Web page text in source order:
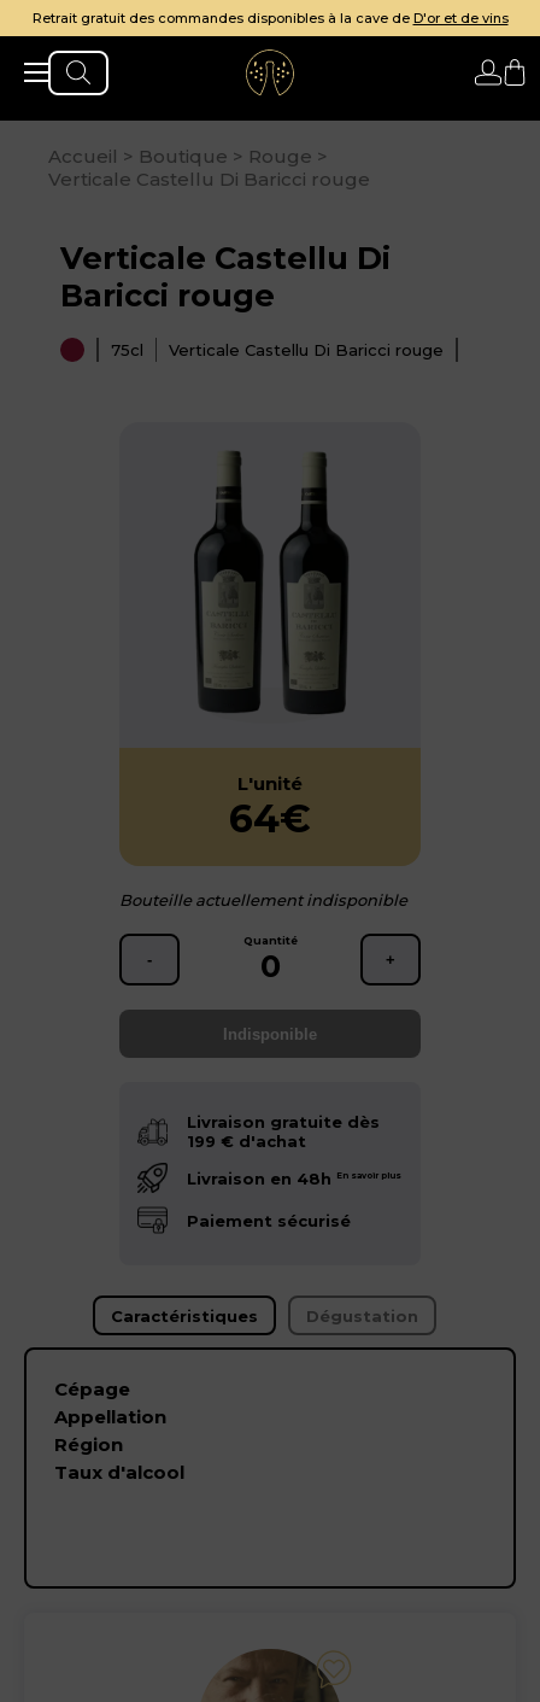
des commandes disponibles à la cave deD'or et de vins
Accueil > Boutique > Rouge >
Verticale Castellu Di Baricci rouge
L'unité
64€
Bouteille actuellement indisponible
-
Quantité
0 +
Indisponible
Livraison gratuite dès
199 € d'achat
Livraison en 48h
En savoir plus
Paiement sécurisé
Verticale Castellu Di
Baricci rouge
75cl Verticale Castellu Di Baricci rouge
Caractéristiques Dégustation
Cépage
Appellation
Région
Taux d'alcool